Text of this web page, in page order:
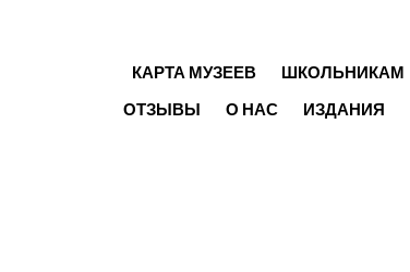
ГЛАВНОЕ МЕНЮ
КАРТА МУЗЕЕВ ШКОЛЬНИКАМ
ОТЗЫВЫ
О НАС ИЗДАНИЯ